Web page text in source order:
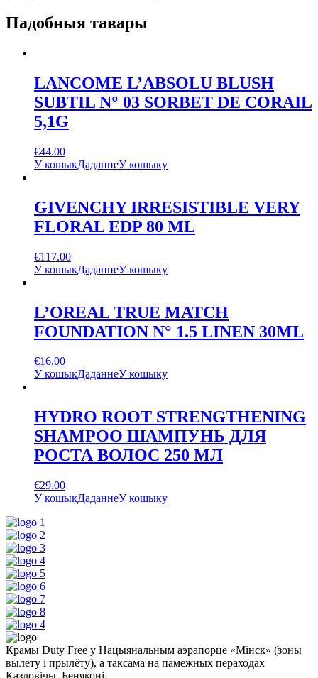
Падобныя тавары
LANCOME L’ABSOLU BLUSH
SUBTIL N° 03 SORBET DE CORAIL
5,1G
€44.00
У кошыкДаданнеУ кошыку
GIVENCHY IRRESISTIBLE VERY
FLORAL EDP 80 ML
€117.00
У кошыкДаданнеУ кошыку
L’OREAL TRUE MATCH
FOUNDATION N° 1.5 LINEN 30ML
€16.00
У кошыкДаданнеУ кошыку
HYDRO ROOT STRENGTHENING
SHAMPOO ШАМПУНЬ ДЛЯ
РОСТА ВОЛОС 250 МЛ
€29.00
У кошыкДаданнеУ кошыку
Крамы Duty Free у Нацыянальным аэрапорце «Мінск» (зоны
вылету і прылёту), а таксама на памежных пераходах